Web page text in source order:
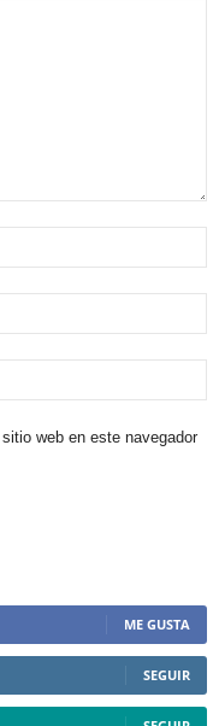
web en este navegador
ME GUSTA
SEGUIR